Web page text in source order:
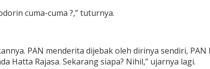
cuma-cuma ?,” tuturnya.
PAN menderita dijebak oleh dirinya sendiri,
Hatta Rajasa. Sekarang siapa? Nihil,” ujarnya lagi.